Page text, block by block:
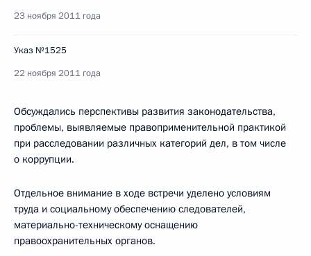
23 ноября 2011 года
Указ №1525
22 ноября 2011 года
Обсуждались перспективы развития законодательства,
проблемы, выявляемые правоприменительной практикой
при расследовании различных категорий дел, в том числе
о коррупции.
Отдельное внимание в ходе встречи уделено условиям
труда и социальному обеспечению следователей,
материально-техническому оснащению
правоохранительных органов.